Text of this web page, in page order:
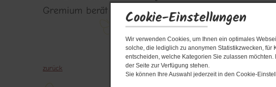
Cookie-Einstellungen
Wir verwenden Cookies, um Ihnen ein optimales
solche, die lediglich zu anonymen Statistikzwecken,
entscheiden, welche Kategorien Sie zulassen
der Seite zur Verfügung stehen.
Sie können Ihre Auswahl jederzeit in den Cookie-
Gremium berät und unterstütz die Kita in
zurück